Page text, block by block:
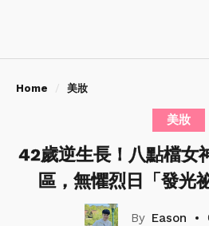
Home 美妝
美妝
42歲逆生長！八點檔女
區，無懼烈日「發光
Eason